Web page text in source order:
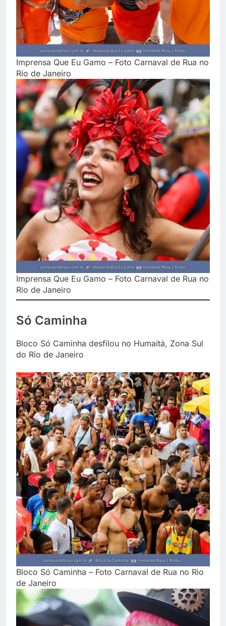
Imprensa Que Eu Gamo – Foto Carnaval de Rua no
Rio de Janeiro
Imprensa Que Eu Gamo – Foto Carnaval de Rua no
Rio de Janeiro
Só Caminha
Bloco Só Caminha desfilou no Humaitá, Zona Sul
do Rio de Janeiro
Bloco Só Caminha – Foto Carnaval de Rua no Rio
de Janeiro